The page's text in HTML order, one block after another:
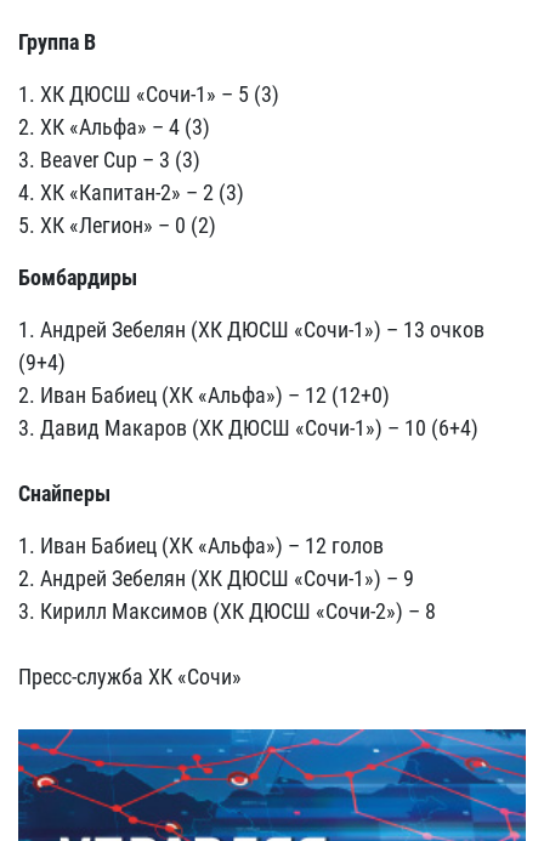
Группа B
1. ХК ДЮСШ «Сочи-1» – 5 (3)
2. ХК «Альфа» – 4 (3)
3. Beaver Cup – 3 (3)
4. ХК «Капитан-2» – 2 (3)
5. ХК «Легион» – 0 (2)
Бомбардиры
1. Андрей Зебелян (ХК ДЮСШ «Сочи-1») – 13 очков
(9+4)
2. Иван Бабиец (ХК «Альфа») – 12 (12+0)
3. Давид Макаров (ХК ДЮСШ «Сочи-1») – 10 (6+4)
Снайперы
1. Иван Бабиец (ХК «Альфа») – 12 голов
2. Андрей Зебелян (ХК ДЮСШ «Сочи-1») – 9
3. Кирилл Максимов (ХК ДЮСШ «Сочи-2») – 8
Пресс-служба ХК «Сочи»